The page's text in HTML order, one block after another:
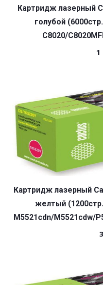
Картридж лазерный
голубой
C8020/
1
Картридж лазерный
желтый
M5521cdn/M5521cdw/